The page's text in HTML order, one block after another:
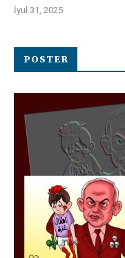
İyul 31, 2025
POSTER